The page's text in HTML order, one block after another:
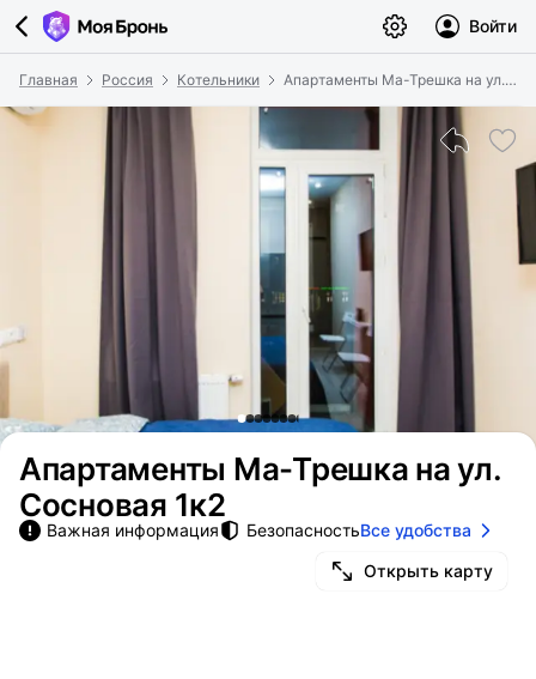
Войти
Главная Россия Котельники Апартаменты Ма-Трешка на ул. Сосновая 1к2
Апартаменты Ма-Трешка на ул.
Сосновая 1к2
Открыть карту
Важная информация БезопасностьВсе удобства